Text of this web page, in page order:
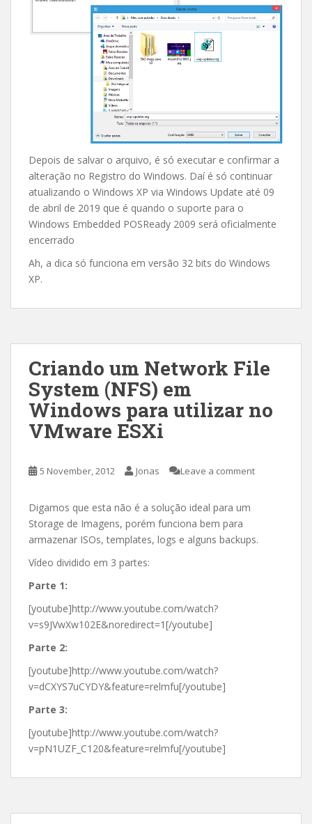
Depois de salvar o arquivo, é só executar e confirmar a
alteração no Registro do Windows. Daí é só continuar
atualizando o Windows XP via Windows Update até 09
de abril de 2019 que é quando o suporte para o
Windows Embedded POSReady 2009 será oficialmente
encerrado
Ah, a dica só funciona em versão 32 bits do Windows
XP.
Criando um Network File
System (NFS) em
Windows para utilizar no
VMware ESXi
5 November, 2012 Jonas Leave a comment
Digamos que esta não é a solução ideal para um
Storage de Imagens, porém funciona bem para
armazenar ISOs, templates, logs e alguns backups.
Vídeo dividido em 3 partes:
Parte 1:
[youtube]http://www.youtube.com/watch?
v=s9JVwXw102E&noredirect=1[/youtube]
Parte 2:
[youtube]http://www.youtube.com/watch?
v=dCXYS7uCYDY&feature=relmfu[/youtube]
Parte 3:
[youtube]http://www.youtube.com/watch?
v=pN1UZF_C120&feature=relmfu[/youtube]